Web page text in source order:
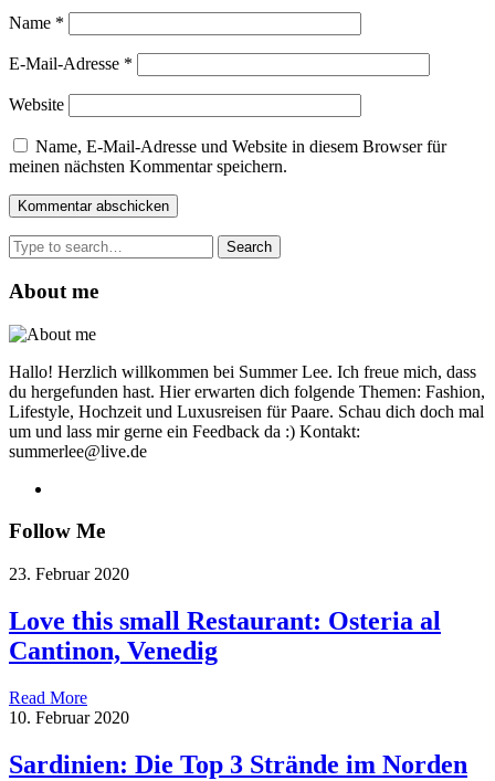
Name *
E-Mail-Adresse *
Website
Name, E-Mail-Adresse und Website in diesem Browser für
meinen nächsten Kommentar speichern.
Search
for:
About me
Hallo! Herzlich willkommen bei Summer Lee. Ich freue mich, dass
du hergefunden hast. Hier erwarten dich folgende Themen: Fashion,
Lifestyle, Hochzeit und Luxusreisen für Paare. Schau dich doch mal
um und lass mir gerne ein Feedback da :) Kontakt:
summerlee@live.de
Follow Me
23. Februar 2020
Love this small Restaurant: Osteria al
Cantinon, Venedig
Read More
10. Februar 2020
Sardinien: Die Top 3 Strände im Norden